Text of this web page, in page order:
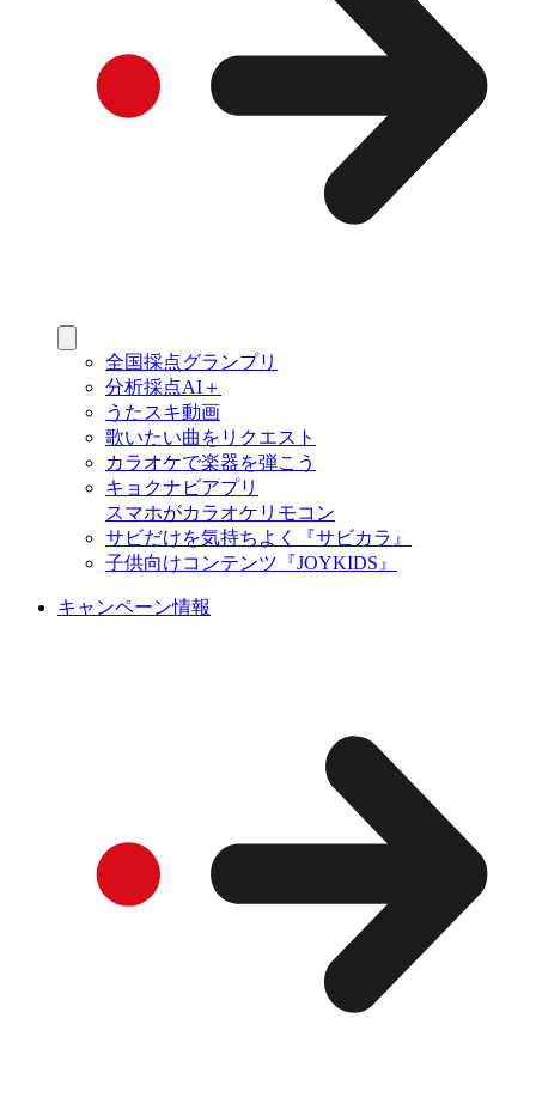
全国採点グランプリ
分析採点AI＋
うたスキ動画
歌いたい曲をリクエスト
カラオケで楽器を弾こう
キョクナビアプリ
スマホがカラオケリモコン
サビだけを気持ちよく『サビカラ』
子供向けコンテンツ『JOYKIDS』
キャンペーン情報